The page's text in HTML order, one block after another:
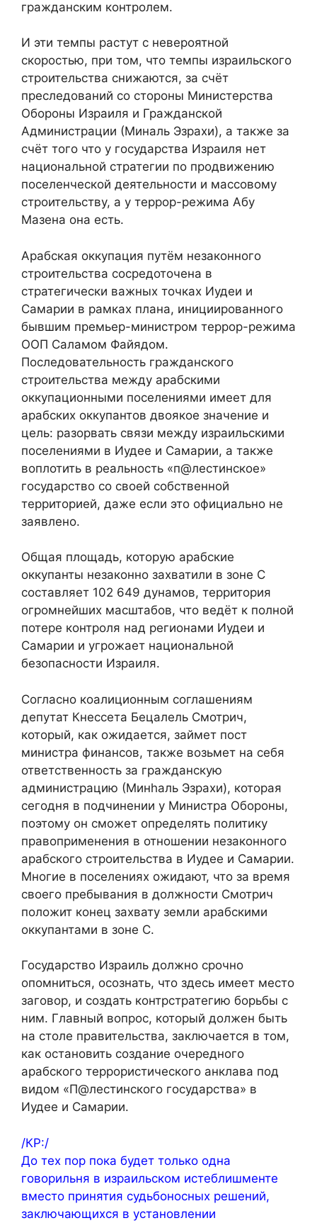
гражданским контролем.
И эти темпы растут с невероятной
скоростью, при том, что темпы израильского
строительства снижаются, за счёт
преследований со стороны Министерства
Обороны Израиля и Гражданской
Администрации (Миналь Эзрахи), а также за
счёт того что у государства Израиля нет
национальной стратегии по продвижению
поселенческой деятельности и массовому
строительству, а у террор-режима Абу
Мазена она есть.
Арабская оккупация путём незаконного
строительства сосредоточена в
стратегически важных точках Иудеи и
Самарии в рамках плана, инициированного
бывшим премьер-министром террор-режима
ООП Саламом Файядом.
Последовательность гражданского
строительства между арабскими
оккупационными поселениями имеет для
арабских оккупантов двоякое значение и
цель: разорвать связи между израильскими
поселениями в Иудее и Самарии, а также
воплотить в реальность «п@лестинское»
государство со своей собственной
территорией, даже если это официально не
заявлено.
Общая площадь, которую арабские
оккупанты незаконно захватили в зоне C
составляет 102 649 дунамов, территория
огромнейших масштабов, что ведёт к полной
потере контроля над регионами Иудеи и
Самарии и угрожает национальной
безопасности Израиля.
Согласно коалиционным соглашениям
депутат Кнессета Бецалель Смотрич,
который, как ожидается, займет пост
министра финансов, также возьмет на себя
ответственность за гражданскую
администрацию (Минhаль Эзрахи), которая
сегодня в подчинении у Министра Обороны,
поэтому он сможет определять политику
правоприменения в отношении незаконного
арабского строительства в Иудее и Самарии.
Многие в поселениях ожидают, что за время
своего пребывания в должности Смотрич
положит конец захвату земли арабскими
оккупантами в зоне C.
Государство Израиль должно срочно
опомниться, осознать, что здесь имеет место
заговор, и создать контрстратегию борьбы с
ним. Главный вопрос, который должен быть
на столе правительства, заключается в том,
как остановить создание очередного
арабского террористического анклава под
видом «П@лестинского государства» в
Иудее и Самарии.
/КР:/
До тех пор пока будет только одна
говорильня в израильском истеблишменте
вместо принятия судьбоносных решений,
заключающихся в установлении